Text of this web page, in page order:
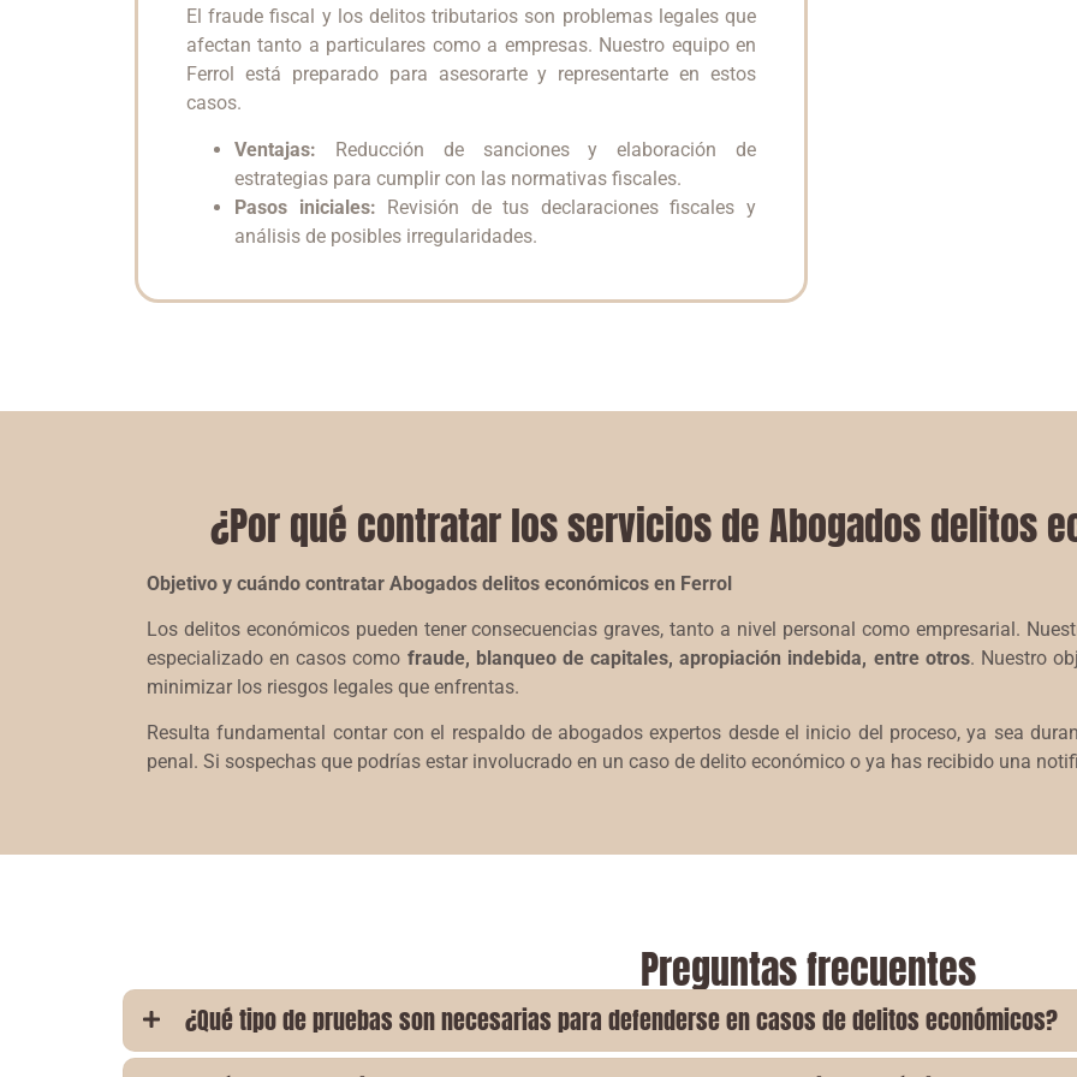
El fraude fiscal y los delitos tributarios son problemas legales que
afectan tanto a particulares como a empresas. Nuestro equipo en
Ferrol está preparado para asesorarte y representarte en estos
casos.
Ventajas: Reducción de sanciones y elaboración de
estrategias para cumplir con las normativas fiscales.
Pasos iniciales: Revisión de tus declaraciones fiscales y
análisis de posibles irregularidades.
¿Por qué contratar los servicios de Abogados delitos
Objetivo y cuándo contratar Abogados delitos económicos en Ferrol
Los delitos económicos pueden tener consecuencias graves, tanto a nivel personal como empresarial.
especializado en casos como fraude, blanqueo de capitales, apropiación indebida, entre otros. Nuestro
minimizar los riesgos legales que enfrentas.
Resulta fundamental contar con el respaldo de abogados expertos desde el inicio del proceso, ya sea
penal. Si sospechas que podrías estar involucrado en un caso de delito económico o ya has recibido una
Preguntas frecuentes
¿Qué tipo de pruebas son necesarias para defenderse en casos de delitos económicos?